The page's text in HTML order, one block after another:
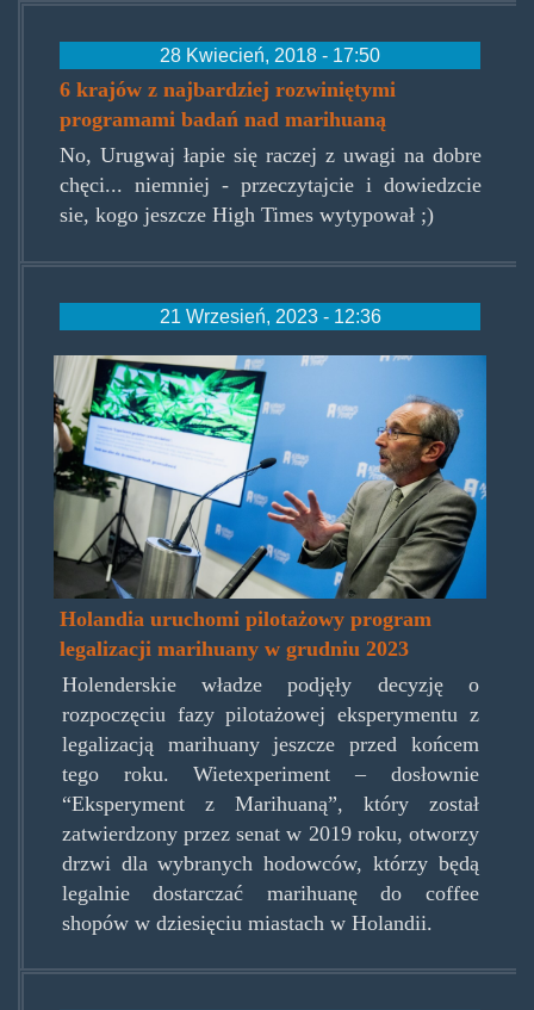
28 Kwiecień, 2018 - 17:50
6 krajów z najbardziej rozwiniętymi
programami badań nad marihuaną
No, Urugwaj łapie się raczej z uwagi na dobre
chęci... niemniej - przeczytajcie i dowiedzcie
sie, kogo jeszcze High Times wytypował ;)
21 Wrzesień, 2023 - 12:36
wietexperiment_anp.jpg
Holandia uruchomi pilotażowy program
legalizacji marihuany w grudniu 2023
Holenderskie władze podjęły decyzję o
rozpoczęciu fazy pilotażowej eksperymentu z
legalizacją marihuany jeszcze przed końcem
tego roku. Wietexperiment – dosłownie
“Eksperyment z Marihuaną”, który został
zatwierdzony przez senat w 2019 roku, otworzy
drzwi dla wybranych hodowców, którzy będą
legalnie dostarczać marihuanę do coffee
shopów w dziesięciu miastach w Holandii.